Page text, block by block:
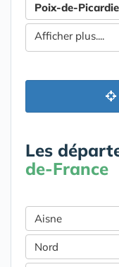
Poix-de-Picardie
Afficher plus....
Les
de-France
Aisne
Nord